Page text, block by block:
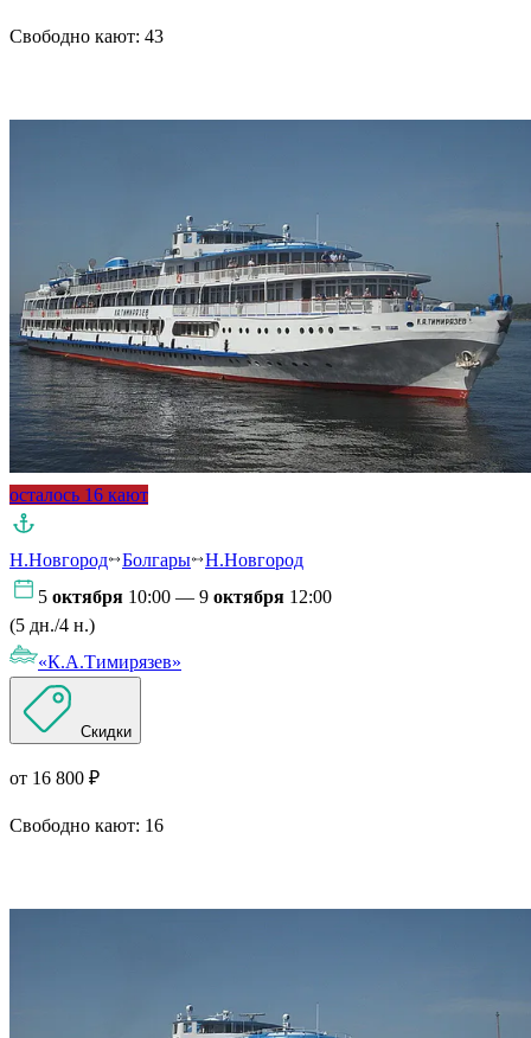
Свободно кают: 43
осталось 16 кают
Н.Новгород Болгары
Н.Новгород
5 октября 10:00 — 9 октября 12:00
(5 дн./4 н.)
«К.А.Тимирязев»
Скидки
от 16 800 ₽
Свободно кают: 16